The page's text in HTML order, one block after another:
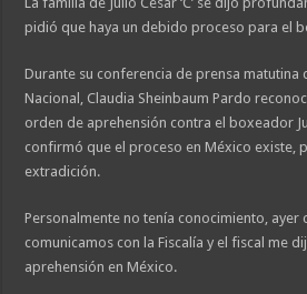
pidió que haya un debido proceso para el
Durante su conferencia de prensa matutina
Nacional, Claudia Sheinbaum Pardo
orden de aprehensión contra el boxeador
confirmó que el proceso en México existe,
extradición.
Personalmente no tenía conocimiento, ayer
comunicamos con la Fiscalía y el fiscal me
aprehensión en México.